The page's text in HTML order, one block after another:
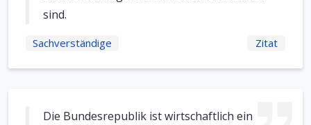
sind.
Sachverständige Zitat
Die Bundesrepublik ist wirtschaftlich ein